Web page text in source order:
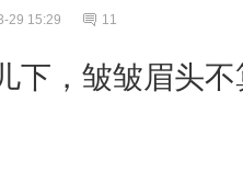
29 15:29 11
下，皱皱眉头